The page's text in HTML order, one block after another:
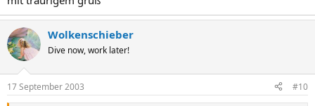
Wolkenschieber
Dive now, work later!
17 September 2003 #10